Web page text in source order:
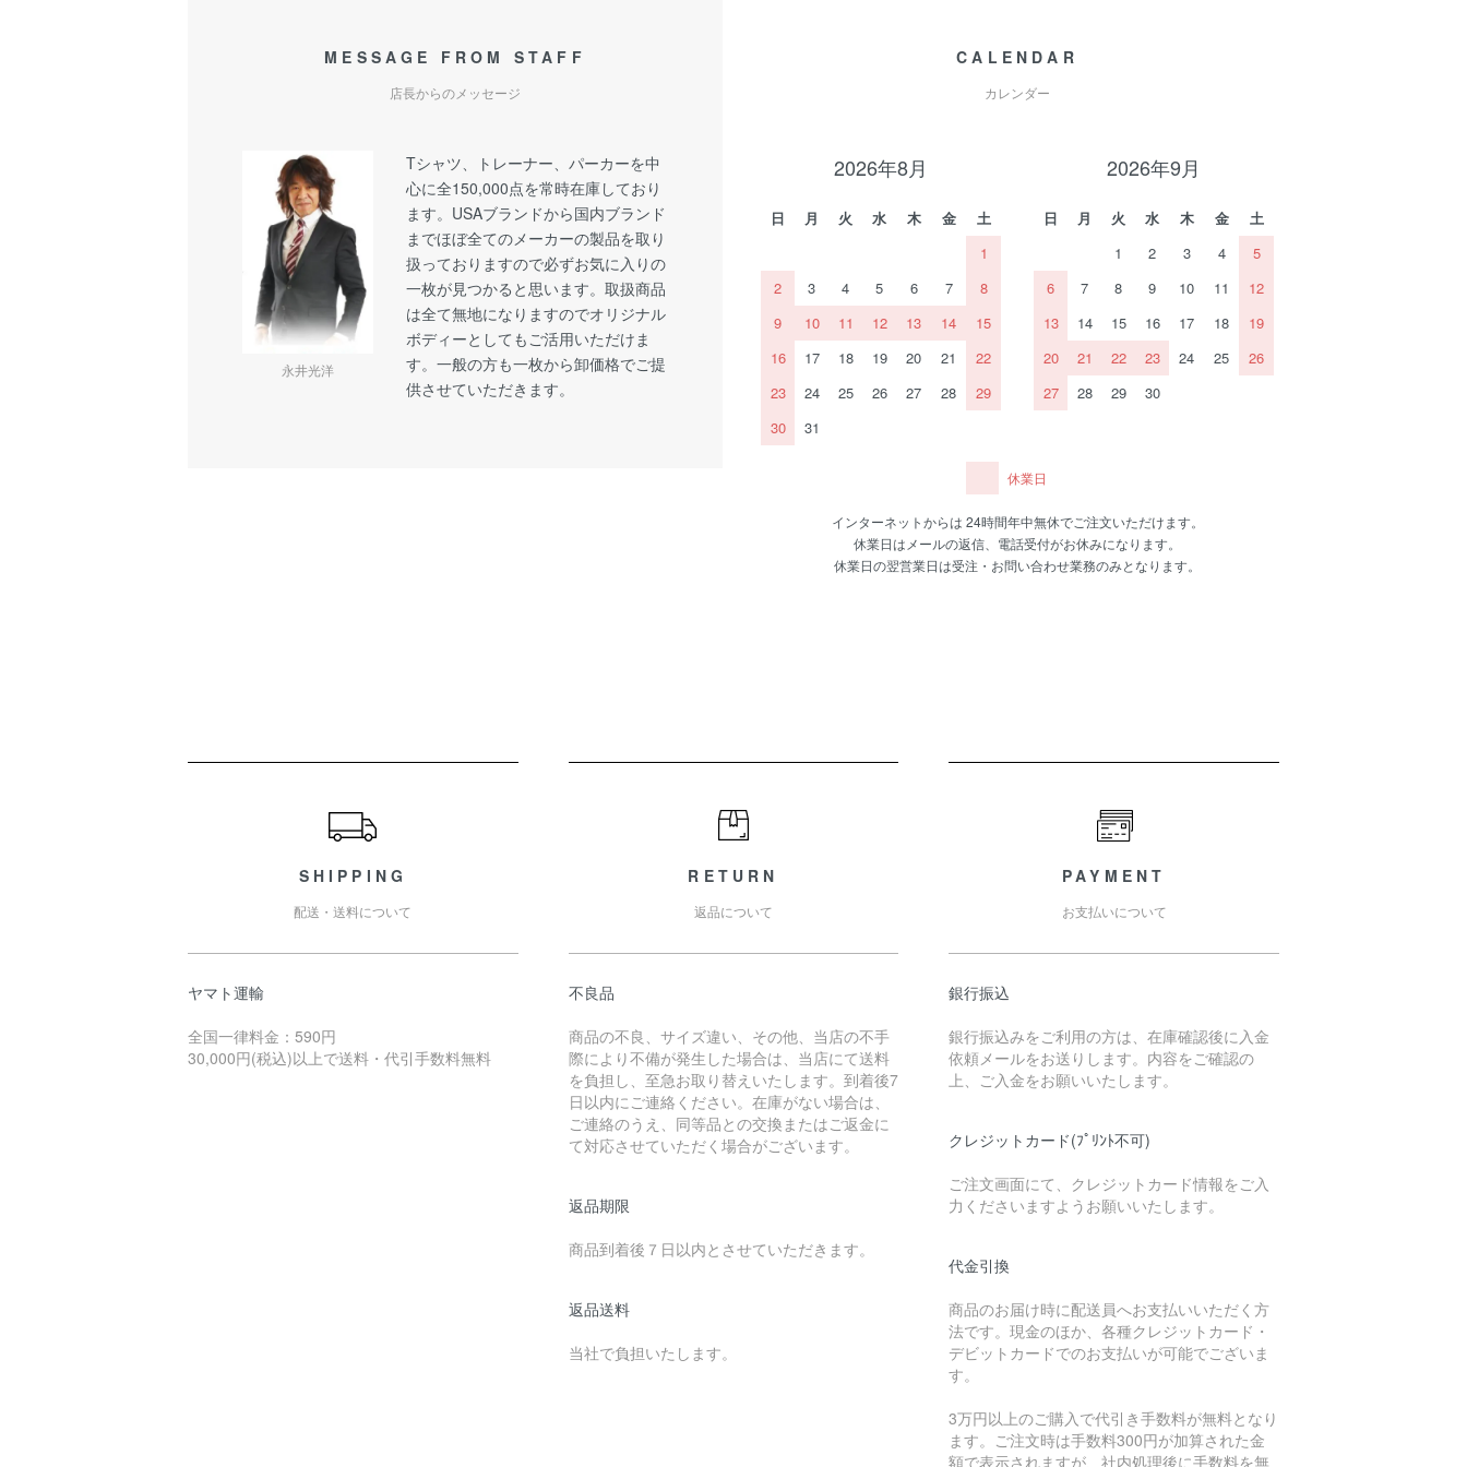
MESSAGE FROM STAFF
店長からのメッセージ
永井光洋
Tシャツ、トレーナー、パーカーを中
心に全150,000点を常時在庫しており
ます。USAブランドから国内ブランド
までほぼ全てのメーカーの製品を取り
扱っておりますので必ずお気に入りの
一枚が見つかると思います。取扱商品
は全て無地になりますのでオリジナル
ボディーとしてもご活用いただけま
す。一般の方も一枚から卸価格でご提
供させていただきます。
CALENDAR
カレンダー
2026年8月
日 月 火 水 木 金
土
1
2
3 4 5 6 7
8
9
10 11 12 13 14
15
16
17 18 19 20 21
22
23
24 25 26 27 28
29
30
31
2026年9月
日 月 火 水 木 金
土
1
2 3 4
5
6
7 8 9 10 11
12
13
14 15 16 17 18
19
20
21 22 23 24 25
26
27
28 29 30
休業日
インターネットからは 24時間年中無休でご注文いただけます。
休業日はメールの返信、電話受付がお休みになります。
休業日の翌営業日は受注・お問い合わせ業務のみとなります。
SHIPPING
配送・送料について
ヤマト運輸
全国一律料金：590円
30,000円(税込)以上で送料・代引手数料無料
RETURN
返品について
不良品
商品の不良、サイズ違い、その他、当店の不手
際により不備が発生した場合は、当店にて送料
を負担し、至急お取り替えいたします。到着後7
日以内にご連絡ください。在庫がない場合は、
ご連絡のうえ、同等品との交換またはご返金に
て対応させていただく場合がございます。
返品期限
商品到着後７日以内とさせていただきます。
返品送料
当社で負担いたします。
PAYMENT
お支払いについて
銀行振込
銀行振込みをご利用の方は、在庫確認後に入金
依頼メールをお送りします。内容をご確認の
上、ご入金をお願いいたします。
クレジットカード(ﾌﾟﾘﾝﾄ不可)
ご注文画面にて、クレジットカード情報をご入
力くださいますようお願いいたします。
代金引換
商品のお届け時に配送員へお支払いいただく方
法です。現金のほか、各種クレジットカード・
デビットカードでのお支払いが可能でございま
す。
3万円以上のご購入で代引き手数料が無料となり
ます。ご注文時は手数料300円が加算された金
額で表示されますが、社内処理後に手数料を無